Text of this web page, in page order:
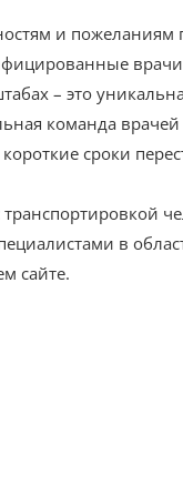
и
– это
команда врачей
сроки
в
сайте.